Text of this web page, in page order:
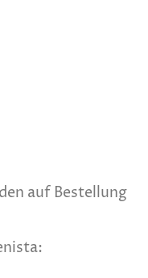
auf Bestellung